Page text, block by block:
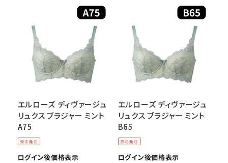
受注発注
エルローズ ディヴァージュ
リュクス ブラジャー ミント
A75
ログイン後価格表示
受注発注
エルローズ ディヴァージュ
リュクス ブラジャー ミント
B65
ログイン後価格表示